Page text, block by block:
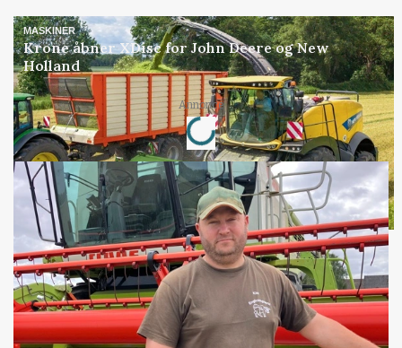
MASKINER
Krone åbner XDisc for John Deere og New
Holland
Annonce
Loading...